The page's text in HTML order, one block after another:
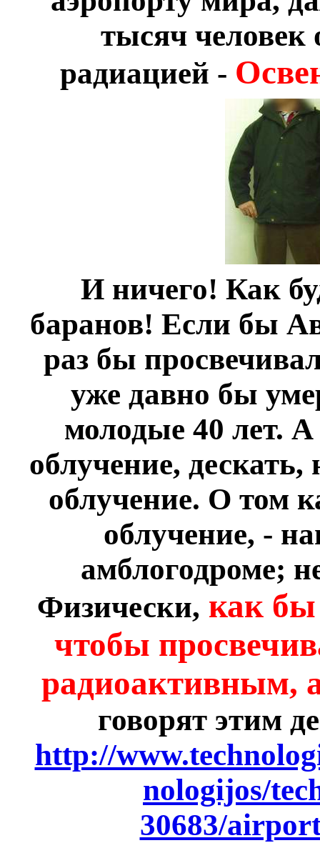
тысяч человек
радиацией -
И ничего! Как
баранов! Если бы
раз бы
уже давно бы
молодые 40 лет.
облучение, дескать,
облучение. О том
облучение, -
амблогодроме;
Физически, как бы
чтобы
говорят этим
http://
nologijos/
30683/